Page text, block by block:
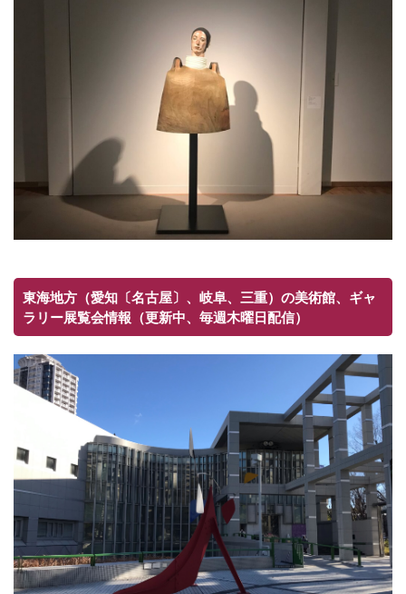
東海地方（愛知〔名古屋〕、岐阜、三重）の美術館、ギャ
ラリー展覧会情報（更新中、毎週木曜日配信）